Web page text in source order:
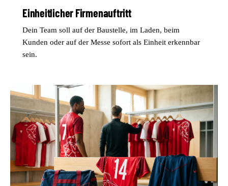
Einheitlicher Firmenauftritt
Dein Team soll auf der Baustelle, im Laden, beim
Kunden oder auf der Messe sofort als Einheit erkennbar
sein.